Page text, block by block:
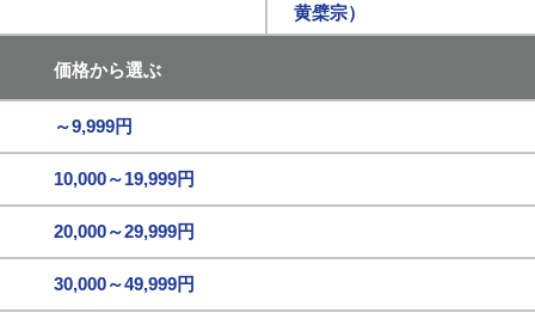
黄檗宗）
価格から選ぶ
～9,999円
10,000～19,999円
20,000～29,999円
30,000～49,999円